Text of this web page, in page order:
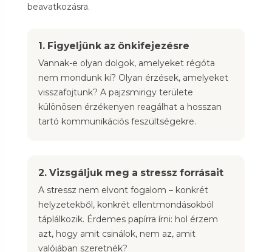
beavatkozásra.
1. Figyeljünk az önkifejezésre
Vannak-e olyan dolgok, amelyeket régóta
nem mondunk ki? Olyan érzések, amelyeket
visszafojtunk? A pajzsmirigy területe
különösen érzékenyen reagálhat a hosszan
tartó kommunikációs feszültségekre.
2. Vizsgáljuk meg a stressz forrásait
A stressz nem elvont fogalom – konkrét
helyzetekből, konkrét ellentmondásokból
táplálkozik. Érdemes papírra írni: hol érzem
azt, hogy amit csinálok, nem az, amit
valójában szeretnék?